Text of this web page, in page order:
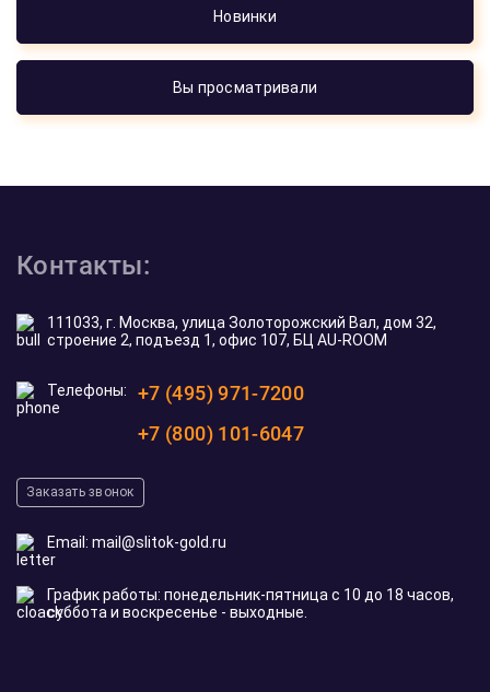
Новинки
Вы просматривали
Контакты:
111033, г. Москва, улица Золоторожский Вал, дом 32,
строение 2, подъезд 1, офис 107, БЦ AU-ROOM
Телефоны:
+7 (495) 971-7200
+7 (800) 101-6047
Заказать звонок
Email: mail@slitok-gold.ru
График работы: понедельник-пятница с 10 до 18 часов,
суббота и воскресенье - выходные.